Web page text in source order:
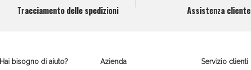
Tracciamento delle spedizioni Assistenza cliente
Hai bisogno di aiuto? Azienda Servizio clienti